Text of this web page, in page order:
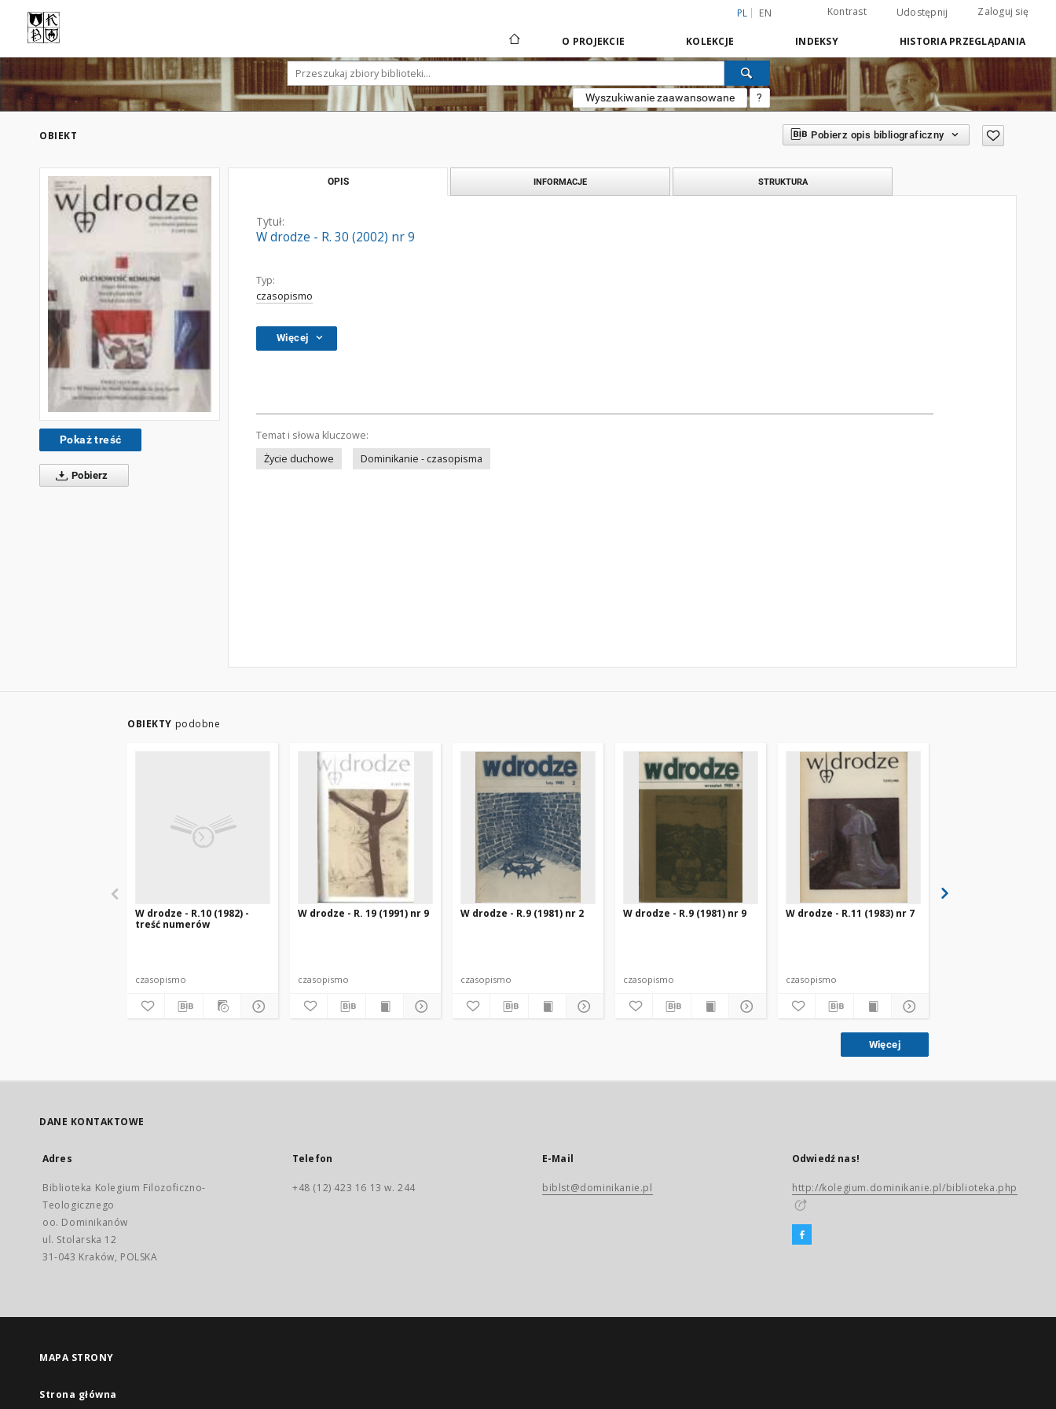
PL EN Kontrast Udostępnij Zaloguj się
O PROJEKCIE KOLEKCJE INDEKSY HISTORIA PRZEGLĄDANIA
Wyszukiwanie zaawansowane ?
OBIEKT Pobierz opis bibliograficzny
Pokaż treść
Pobierz
OPIS INFORMACJE STRUKTURA
Tytuł:
W drodze - R. 30 (2002) nr 9
Typ:
czasopismo
Więcej
Temat i słowa kluczowe:
Życie duchowe
Dominikanie - czasopisma
OBIEKTY podobne
W drodze - R.10 (1982) -
treść numerów
czasopismo
W drodze - R. 19 (1991) nr 9
czasopismo
W drodze - R.9 (1981) nr 2
czasopismo
W drodze - R.9 (1981) nr 9
czasopismo
W drodze - R.11 (1983) nr 7
czasopismo
Więcej
DANE KONTAKTOWE
Adres
Biblioteka Kolegium Filozoficzno-
Teologicznego
oo. Dominikanów
ul. Stolarska 12
31-043 Kraków, POLSKA
Telefon
+48 (12) 423 16 13 w. 244
E-Mail
biblst@dominikanie.pl
Odwiedź nas!
http://kolegium.dominikanie.pl/biblioteka.php
MAPA STRONY
Strona główna